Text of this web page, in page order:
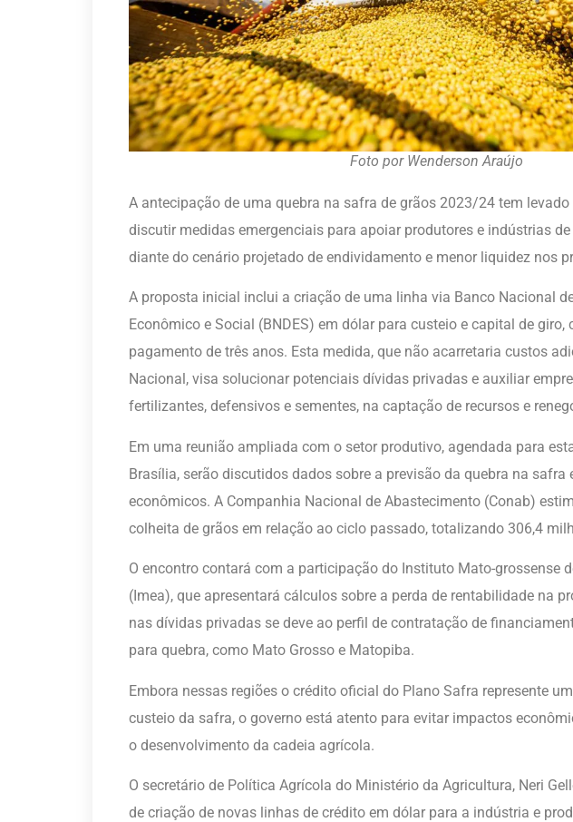
Foto por Wenderson Araújo
A antecipação de uma quebra na safra de grãos 2023/24 tem levado
discutir medidas emergenciais para apoiar produtores e indústrias
diante do cenário projetado de endividamento e menor liquidez nos
A proposta inicial inclui a criação de uma linha via Banco Nacional
Econômico e Social (BNDES) em dólar para custeio e capital de giro,
pagamento de três anos. Esta medida, que não acarretaria custos
Nacional, visa solucionar potenciais dívidas privadas e auxiliar
fertilizantes, defensivos e sementes, na captação de recursos e
Em uma reunião ampliada com o setor produtivo, agendada para
Brasília, serão discutidos dados sobre a previsão da quebra na safra
econômicos. A Companhia Nacional de Abastecimento (Conab)
colheita de grãos em relação ao ciclo passado, totalizando 306,4
O encontro contará com a participação do Instituto Mato-grossense
(Imea), que apresentará cálculos sobre a perda de rentabilidade na
nas dívidas privadas se deve ao perfil de contratação de
para quebra, como Mato Grosso e Matopiba.
Embora nessas regiões o crédito oficial do Plano Safra represente
custeio da safra, o governo está atento para evitar impactos
o desenvolvimento da cadeia agrícola.
O secretário de Política Agrícola do Ministério da Agricultura, Neri
de criação de novas linhas de crédito em dólar para a indústria e